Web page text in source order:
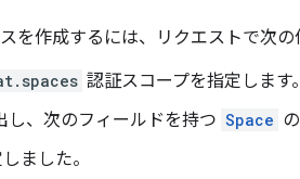
を作成するには、リクエストで次の
認証スコープを指定します
し、次のフィールドを持つ Space
ました。